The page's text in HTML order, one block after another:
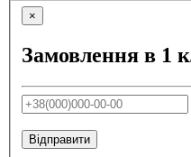
×
Замовлення в 1
Відправити